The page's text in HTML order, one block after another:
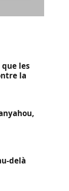
les
la
delà